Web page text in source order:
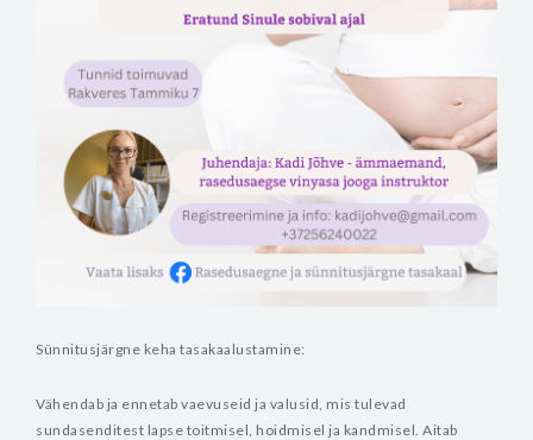
Sünnitusjärgne keha tasakaalustamine:
Vähendab ja ennetab vaevuseid ja valusid, mis tulevad
sundasenditest lapse toitmisel, hoidmisel ja kandmisel. Aitab